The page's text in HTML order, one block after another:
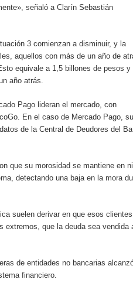
señaló a Clarín Sebastián
3 comienzan a disminuir, y la
aquellos con más de un año de
equivale a 1,5 billones de pesos y
año atrás.
Pago lideran el mercado, con
En el caso de Mercado Pago, su
de la Central de Deudores del
que su morosidad se mantiene en
detectando una baja en la mora
suelen derivar en que esos clientes
extremos, que la deuda sea vendida
de entidades no bancarias
financiero.